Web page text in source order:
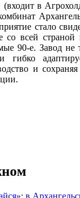
в
стало
со всей
90‑е. Завод не
гибко
и